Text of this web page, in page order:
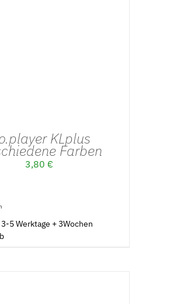
KLplus
Farben
3,80 €
5 Werktage + 3Wochen